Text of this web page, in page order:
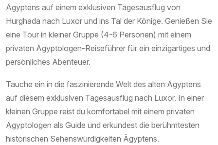
Ägyptens auf einem exklusiven Tagesausflug von
Hurghada nach Luxor und ins Tal der Könige. Genießen Sie
eine Tour in kleiner Gruppe (4-6 Personen) mit einem
privaten Ägyptologen-Reiseführer für ein einzigartiges und
persönliches Abenteuer.
Tauche ein in die faszinierende Welt des alten Ägyptens
auf diesem exklusiven Tagesausflug nach Luxor. In einer
kleinen Gruppe reist du komfortabel mit einem privaten
Ägyptologen als Guide und erkundest die berühmtesten
historischen Sehenswürdigkeiten Ägyptens.